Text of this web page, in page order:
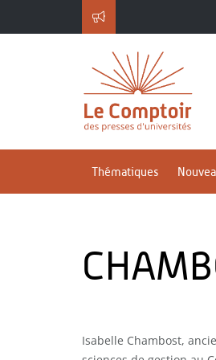
Thématiques
Isabelle Chambost,